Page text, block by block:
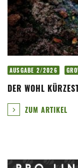
AUSGABE 2/2026
DER WOHL
ZUM ARTIKEL